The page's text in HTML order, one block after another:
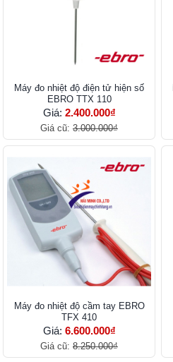
Máy đo nhiệt độ điện tử hiện số
EBRO TTX 110
Giá: 2.400.000₫
Giá cũ: 3.000.000₫
Máy đo nhiệt độ cầm tay EBRO
TFX 410
Giá: 6.600.000₫
Giá cũ: 8.250.000₫